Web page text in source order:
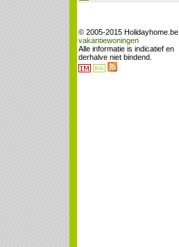
© 2005-2015 Holidayhome.be
vakantiewoningen
Alle informatie is indicatief en
derhalve niet bindend.